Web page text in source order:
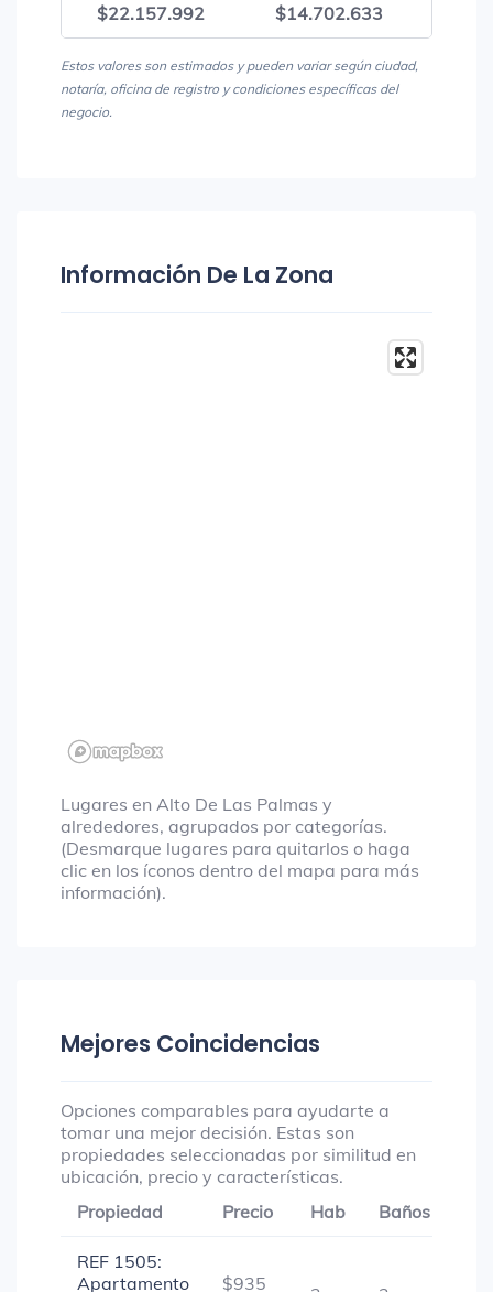
$22.157.992 $14.702.633
Estos valores son estimados y pueden variar según ciudad,
notaría, oficina de registro y condiciones específicas del
negocio.
Información De La Zona
Lugares en Alto De Las Palmas y
alrededores, agrupados por categorías.
(Desmarque lugares para quitarlos o haga
clic en los íconos dentro del mapa para más
información).
Mejores Coincidencias
Opciones comparables para ayudarte a
tomar una mejor decisión. Estas son
propiedades seleccionadas por similitud en
ubicación, precio y características.
Propiedad
Precio Hab Baños
REF 1505:
Apartamento
$935